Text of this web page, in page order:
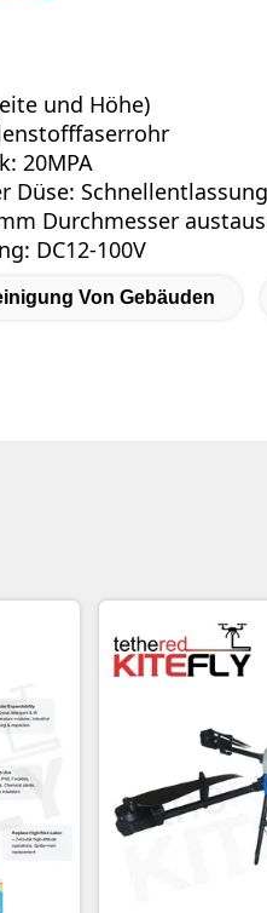
und Höhe)
20MPA
Düse:
Durchmesser
DC12-100V
Von Gebäuden